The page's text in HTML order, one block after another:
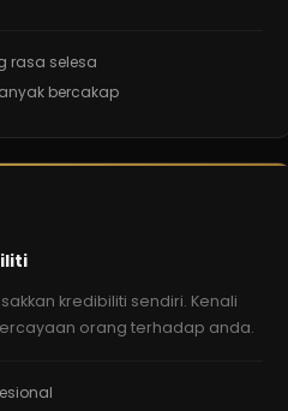
rasa selesa
bercakap
kredibiliti sendiri. Kenali
orang terhadap anda.